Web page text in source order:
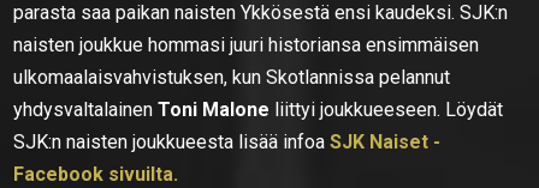
parasta saa paikan naisten Ykkösestä ensi kaudeksi. SJK:n
naisten joukkue hommasi juuri historiansa ensimmäisen
ulkomaalaisvahvistuksen, kun Skotlannissa pelannut
yhdysvaltalainenToni Malone liittyi joukkueeseen. Löydät
SJK:n naisten joukkueesta lisää infoaSJK Naiset -
Facebook sivuilta.